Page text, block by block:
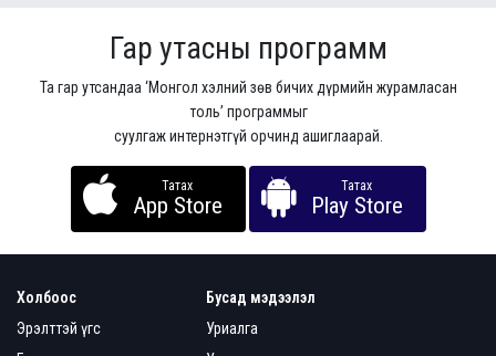
Гар утасны программ
Та гар утсандаа ‘Монгол хэлний зөв бичих дүрмийн журамласан
толь’ программыг
суулгаж интернэтгүй орчинд ашиглаарай.
Татах
App Store
Татах
Play Store
Холбоос
Эрэлттэй үгс
Бусад мэдээлэл
Уриалга